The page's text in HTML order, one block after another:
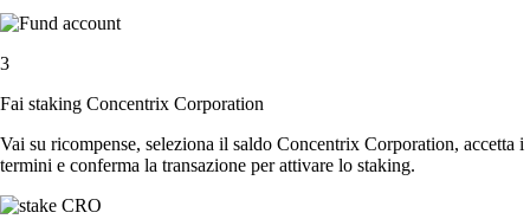
3
Fai staking Concentrix Corporation
Vai su ricompense, seleziona il saldo Concentrix Corporation, accetta i
termini e conferma la transazione per attivare lo staking.